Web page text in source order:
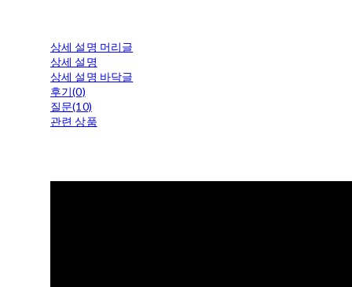
상세 설명 머리글
상세 설명
상세 설명 바닥글
후기(0)
질문(10)
관련 상품